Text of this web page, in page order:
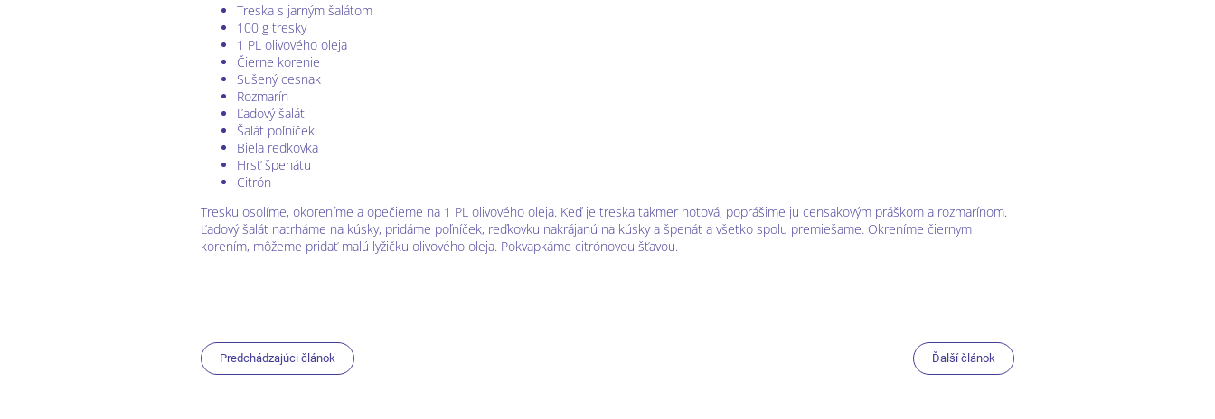
Treska s jarným šalátom
100 g tresky
1 PL olivového oleja
Čierne korenie
Sušený cesnak
Rozmarín
Ľadový šalát
Šalát poľníček
Biela reďkovka
Hrsť špenátu
Citrón
Tresku osolíme, okoreníme a opečieme na 1 PL olivového oleja. Keď je treska takmer hotová, poprášime ju censakovým práškom a rozmarínom.
Ľadový šalát natrháme na kúsky, pridáme poľníček, reďkovku nakrájanú na kúsky a špenát a všetko spolu premiešame. Okreníme čiernym
korením, môžeme pridať malú lyžičku olivového oleja. Pokvapkáme citrónovou šťavou.
Predchádzajúci článok Ďalší článok